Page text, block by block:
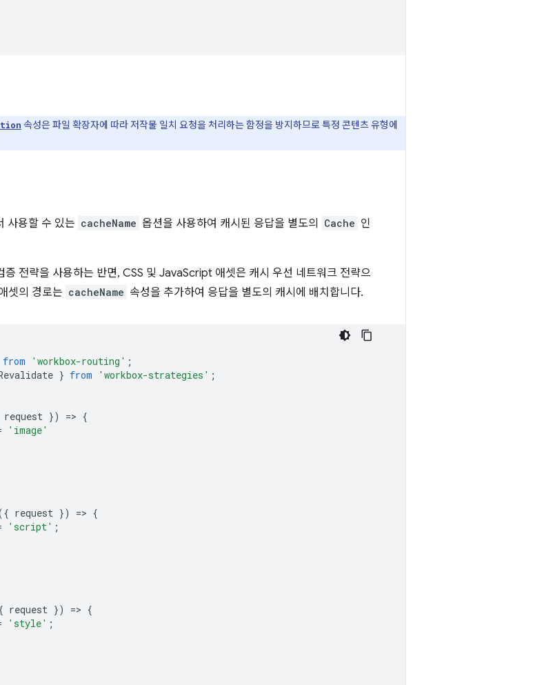
속성은 파일 확장자에 따라 저작물 일치 요청을 처리하는 함정을 방지하므로 특정 콘텐츠 유형에
사용할 수 있는 cacheName 옵션을 사용하여 캐시된 응답을 별도의 Cache 인
증 전략을 사용하는 반면, CSS 및 JavaScript 애셋은 캐시 우선 네트워크 전략으
셋의 경로는 cacheName 속성을 추가하여 응답을 별도의 캐시에 배치합니다.
from 'workbox-routing' ;
} from 'workbox-strategies' ;
request }) => {
'image'
request }) => {
'script' ;
request }) => {
'style' ;